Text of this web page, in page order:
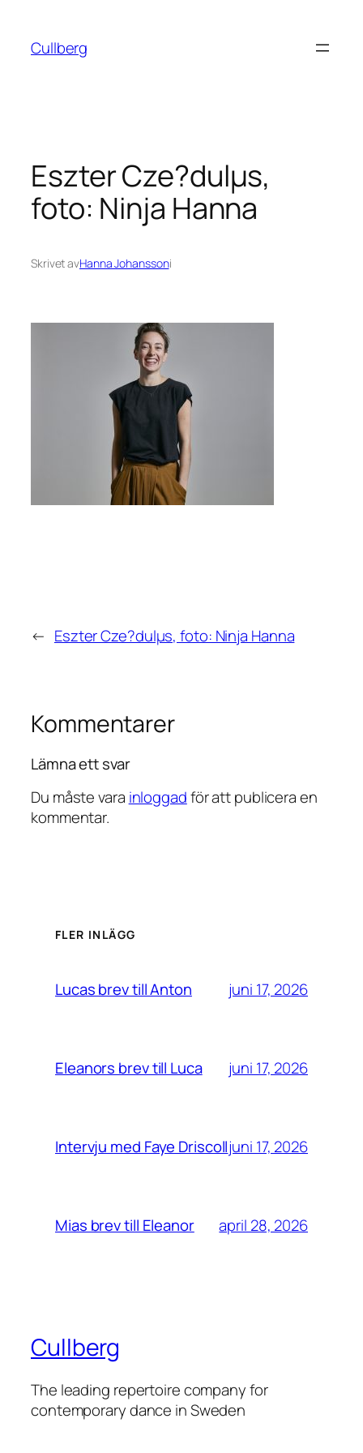
innehåll
Cullberg
Eszter Cze?dulµs,
foto: Ninja Hanna
Skrivet avHanna Johanssoni
← Eszter Cze?dulµs, foto: Ninja Hanna
Kommentarer
Lämna ett svar
Du måste vara inloggadför att publicera en
kommentar.
FLER INLÄGG
Lucas brev till Anton juni 17, 2026
Eleanors brev till Luca juni 17, 2026
Intervju med Faye Driscolljuni 17, 2026
Mias brev till Eleanor april 28, 2026
Cullberg
The leading repertoire company for
contemporary dance in Sweden